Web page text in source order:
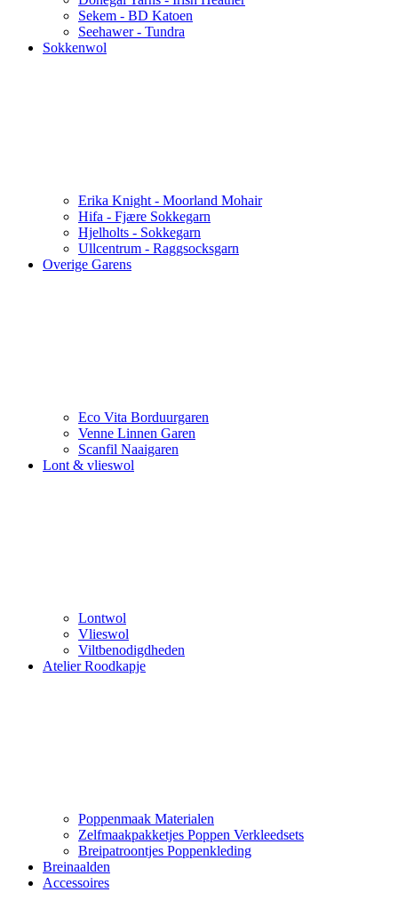
Sekem - BD Katoen
Seehawer - Tundra
Sokkenwol
Erika Knight - Moorland Mohair
Hifa - Fjære Sokkegarn
Hjelholts - Sokkegarn
Ullcentrum - Raggsocksgarn
Overige Garens
Eco Vita Borduurgaren
Venne Linnen Garen
Scanfil Naaigaren
Lont & vlieswol
Lontwol
Vlieswol
Viltbenodigdheden
Atelier Roodkapje
Poppenmaak Materialen
Zelfmaakpakketjes Poppen Verkleedsets
Breipatroontjes Poppenkleding
Breinaalden
Accessoires